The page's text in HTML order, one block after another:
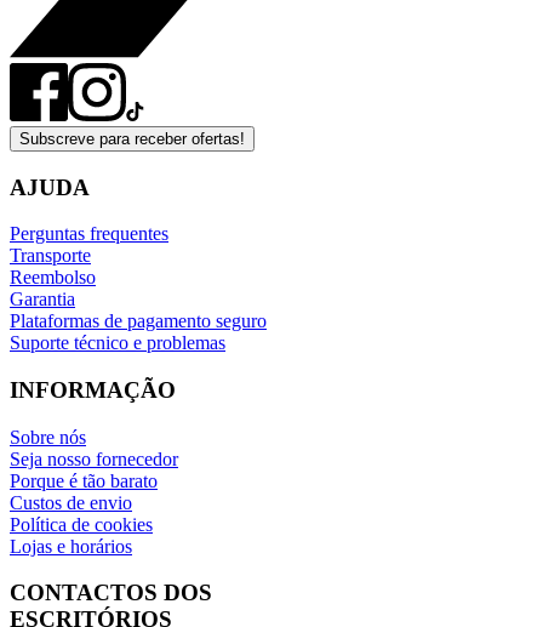
Subscreve para receber ofertas!
AJUDA
Perguntas frequentes
Transporte
Reembolso
Garantia
Plataformas de pagamento seguro
Suporte técnico e problemas
INFORMAÇÃO
Sobre nós
Seja nosso fornecedor
Porque é tão barato
Custos de envio
Política de cookies
Lojas e horários
CONTACTOS DOS
ESCRITÓRIOS